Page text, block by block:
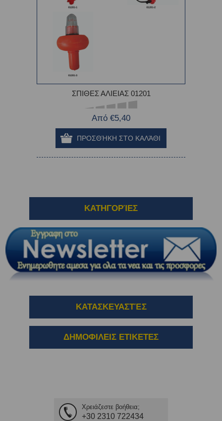
ΣΠΙΘΕΣ ΑΛΙΕΙΑΣ 01201
Από €5,40
ΚΑΤΗΓΟΡΊΕΣ
ΚΑΤΑΣΚΕΥΑΣΤΈΣ
ΔΗΜΟΦΙΛΕΙΣ ΕΤΙΚΕΤΕΣ
Χρειάζεστε βοήθεια;
+30 2310 722434